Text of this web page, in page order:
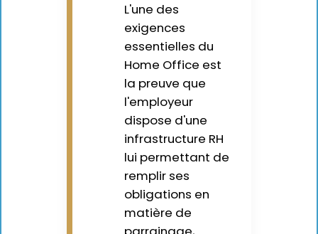
L'une des
exigences
essentielles du
Home Office est
la preuve que
l'employeur
dispose d'une
infrastructure RH
lui permettant de
remplir ses
obligations en
matière de